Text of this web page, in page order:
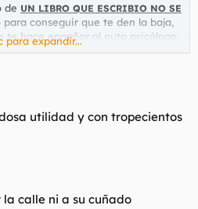
de UN LIBRO QUE ESCRIBIO NO SE
conseguir que te den la baja,
te hace engañar al puto psicólogo,
que sé, etc. En fin, y consejos,
buena causa.
para expandir...
utilidad y con tropecientos
calle ni a su cuñado